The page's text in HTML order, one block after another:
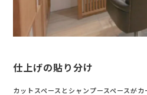
仕上げの貼り分け
カットスペースとシャンプースペースが